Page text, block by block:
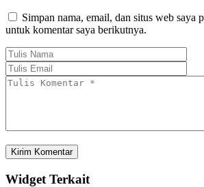
Simpan nama, email, dan situs web saya
untuk komentar saya berikutnya.
Widget Terkait